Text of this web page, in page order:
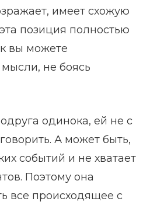
имеет схожую
позиция полностью
вы можете
не боясь
одинока, ей не с
А может быть,
событий и не хватает
Поэтому она
все происходящее с